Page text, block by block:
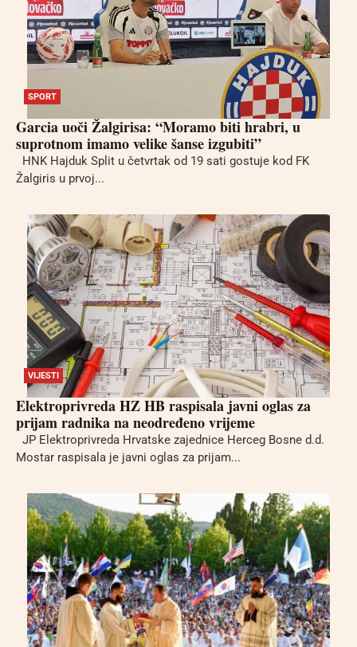
SPORT
Garcia uoči Žalgirisa: “Moramo biti hrabri, u
suprotnom imamo velike šanse izgubiti”
HNK Hajduk Split u četvrtak od 19 sati gostuje kod FK
Žalgiris u prvoj...
VIJESTI
Elektroprivreda HZ HB raspisala javni oglas za
prijam radnika na neodređeno vrijeme
JP Elektroprivreda Hrvatske zajednice Herceg Bosne d.d.
Mostar raspisala je javni oglas za prijam...